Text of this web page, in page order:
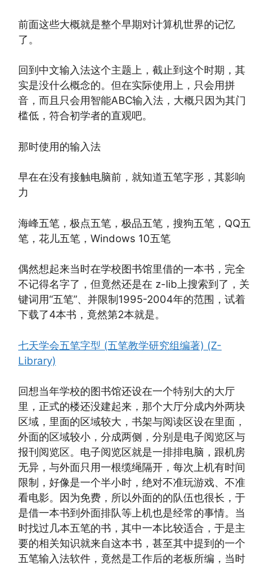
前面这些大概就是整个早期对计算机世界的记忆
了。
回到中文输入法这个主题上，截止到这个时期，其
实是没什么概念的。但在实际使用上，只会用拼
音，而且只会用智能ABC输入法，大概只因为其门
槛低，符合初学者的直观吧。
那时使用的输入法
早在在没有接触电脑前，就知道五笔字形，其影响
力
海峰五笔，极点五笔，极品五笔，搜狗五笔，QQ五
笔，花儿五笔，Windows 10五笔
偶然想起来当时在学校图书馆里借的一本书，完全
不记得名字了，但竟然还是在 z-lib上搜索到了，关
键词用“五笔”、并限制1995-2004年的范围，试着
下载了4本书，竟然第2本就是。
七天学会五笔字型 (五笔教学研究组编著) (Z-
Library)
回想当年学校的图书馆还设在一个特别大的大厅
里，正式的楼还没建起来，那个大厅分成内外两块
区域，里面的区域较大，书架与阅读区设在里面，
外面的区域较小，分成两侧，分别是电子阅览区与
报刊阅览区。电子阅览区就是一排排电脑，跟机房
无异，与外面只用一根缆绳隔开，每次上机有时间
限制，好像是一个半小时，绝对不准玩游戏、不准
看电影。因为免费，所以外面的的队伍也很长，于
是借一本书到外面排队等上机也是经常的事情。当
时找过几本五笔的书，其中一本比较适合，于是主
要的相关知识就来自这本书，甚至其中提到的一个
五笔输入法软件，竟然是工作后的老板所编，当时